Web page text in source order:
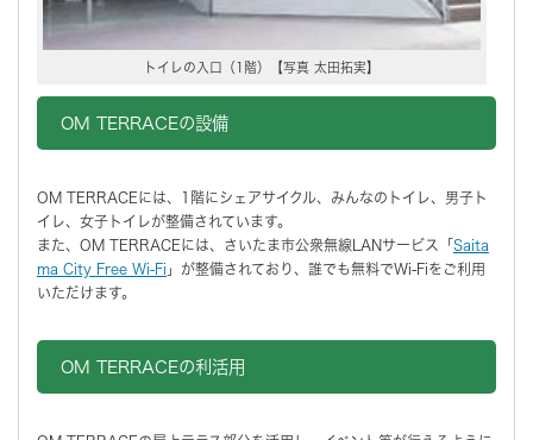
トイレの入口（1階）【写真 太田拓実】
OM TERRACEの設備
OM TERRACEには、1階にシェアサイクル、みんなのトイレ、男子ト
イレ、女子トイレが整備されています。
また、OM TERRACEには、さいたま市公衆無線LANサービス「 Saita
ma City Free Wi-Fi 」が整備されており、誰でも無料でWi-Fiをご利用
いただけます。
OM TERRACEの利活用